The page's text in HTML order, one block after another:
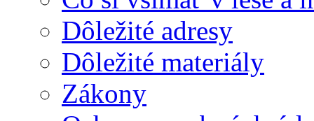
Dôležité adresy
Dôležité materiály
Zákony